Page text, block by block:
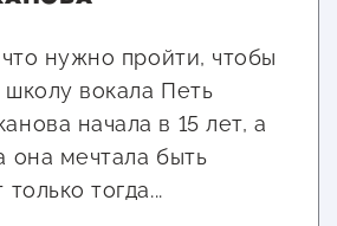
нужно пройти, чтобы
вокала Петь
начала в 15 лет, а
она мечтала быть
тогда...